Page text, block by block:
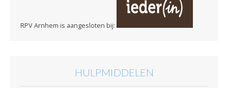
RPV Arnhem is aangesloten bij:
HULPMIDDELEN